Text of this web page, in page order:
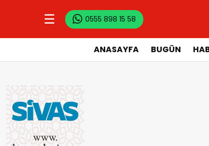
☰ 0555 898 15 58
ANASAYFA BUGÜN